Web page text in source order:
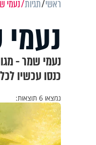
ראשי תגיות נעמי
נעמי שמר -
כנסו עכשיו
נמצאו 6 תוצאות: